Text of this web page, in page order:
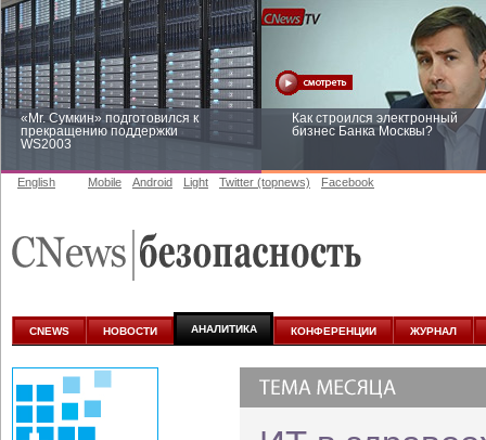
«Mr. Сумкин» подготовился к
прекращению поддержки
WS2003
Как строился электронный
бизнес Банка Москвы?
аналитике
English Mobile Android Light Twitter (topnews) Facebook
CNEWS НОВОСТИ АНАЛИТИКА КОНФЕРЕНЦИИ ЖУРНАЛ